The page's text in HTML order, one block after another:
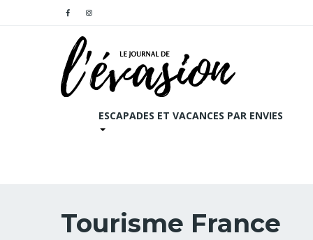
ESCAPADES ET VACANCES PAR ENVIES
Tourisme France